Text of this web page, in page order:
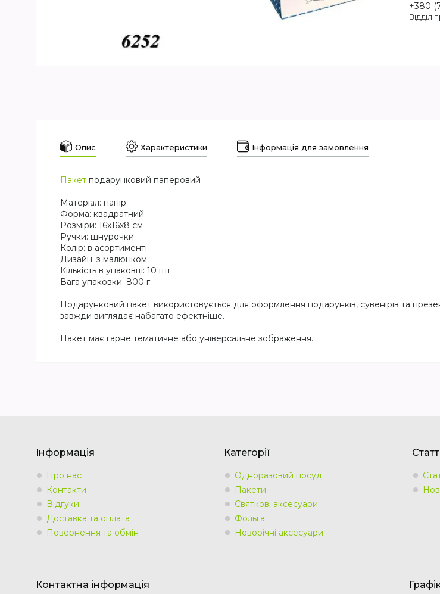
+380
Відділ
Опис Характеристики Інформація для замовлення
Пакет подарунковий паперовий
Матеріал: папір
Форма: квадратний
Розміри: 16х16х8 см
Ручки: шнурочки
Колір: в асортименті
Дизайн: з малюнком
Кількість в упаковці: 10 шт
Вага упаковки: 800 г
Подарунковий пакет використовується для оформлення подарунків, сувенірів та
завжди виглядає набагато ефектніше.
Пакет має гарне тематичне або універсальне зображення.
Інформація
Про нас
Контакти
Відгуки
Доставка та оплата
Повернення та обмін
Категорії
Одноразовий посуд
Пакети
Святкові аксесуари
Фольга
Новорічні аксесуари